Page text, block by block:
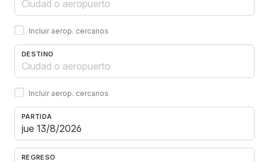
Incluir aerop. cercanos
DESTINO
Incluir aerop. cercanos
PARTIDA
REGRESO